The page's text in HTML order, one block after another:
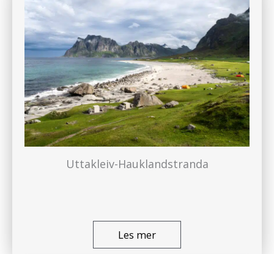
Uttakleiv-Hauklandstranda
Les mer